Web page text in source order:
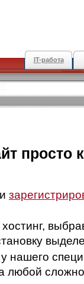
IT-работа
просто
хостинг,
у нашего
любой